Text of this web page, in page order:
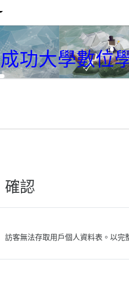
成功大學數位
確認
訪客無法存取用戶個人資料表。以完